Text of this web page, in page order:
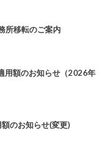
所移転のご案内
用額のお知らせ（2026年
のお知らせ(変更)